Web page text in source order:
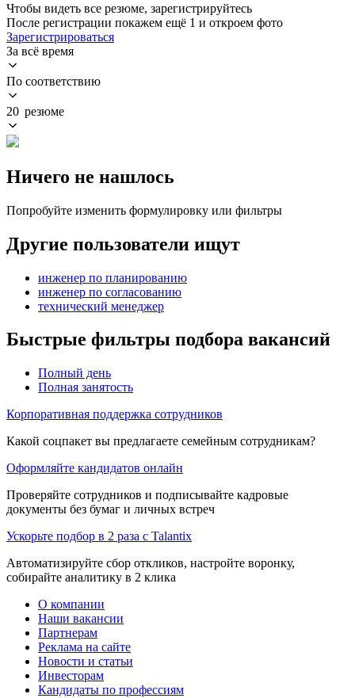
Чтобы видеть все резюме, зарегистрируйтесь
После регистрации покажем ещё 1 и откроем фото
Зарегистрироваться
За всё время
По соответствию
20 резюме
Ничего не нашлось
Попробуйте изменить формулировку или фильтры
Другие пользователи ищут
инженер по планированию
инженер по согласованию
технический менеджер
Быстрые фильтры подбора вакансий
Полный день
Полная занятость
Корпоративная поддержка сотрудников
Какой соцпакет вы предлагаете семейным сотрудникам?
Оформляйте кандидатов онлайн
Проверяйте сотрудников и подписывайте кадровые
документы без бумаг и личных встреч
Ускорьте подбор в 2 раза с Talantix
Автоматизируйте сбор откликов, настройте воронку,
собирайте аналитику в 2 клика
О компании
Наши вакансии
Партнерам
Реклама на сайте
Новости и статьи
Инвесторам
Кандидаты по профессиям